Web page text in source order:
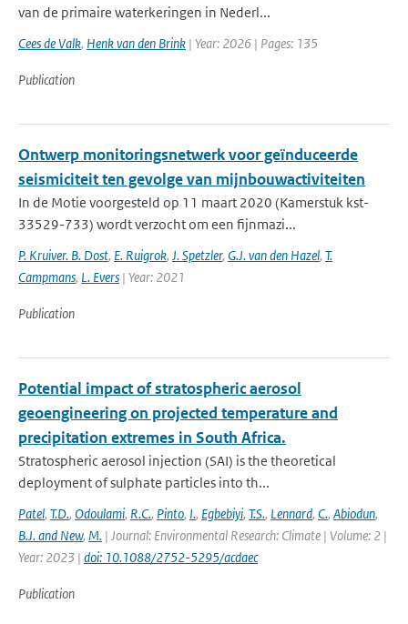
van de primaire waterkeringen in Nederl...
Cees de Valk, Henk van den Brink | Year: 2026 | Pages: 135
Publication
Ontwerp monitoringsnetwerk voor geïnduceerde
seismiciteit ten gevolge van mijnbouwactiviteiten
In de Motie voorgesteld op 11 maart 2020 (Kamerstuk kst-
33529-733) wordt verzocht om een fijnmazi...
P. Kruiver. B. Dost, E. Ruigrok, J. Spetzler, G.J. van den Hazel, T.
Campmans, L. Evers | Year: 2021
Publication
Potential impact of stratospheric aerosol
geoengineering on projected temperature and
precipitation extremes in South Africa.
Stratospheric aerosol injection (SAI) is the theoretical
deployment of sulphate particles into th...
Patel, T.D., Odoulami, R.C., Pinto, I., Egbebiyi, T.S., Lennard, C., Abiodun,
B.J. and New, M. | Journal: Environmental Research: Climate | Volume: 2 |
Year: 2023 | doi: 10.1088/2752-5295/acdaec
Publication